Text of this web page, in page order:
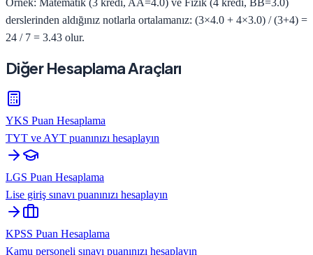
derslerinden aldığınız notlarla ortalamanız: (3×4.0 + 4×3.0) / (3+4) =
24 / 7 = 3.43 olur.
Diğer Hesaplama Araçları
YKS Puan Hesaplama
TYT ve AYT puanınızı hesaplayın
LGS Puan Hesaplama
Lise giriş sınavı puanınızı hesaplayın
KPSS Puan Hesaplama
Kamu personeli sınavı puanınızı hesaplayın